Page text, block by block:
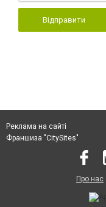
Відправити
Реклама на сайті
Франшиза "CitySites"
Про нас